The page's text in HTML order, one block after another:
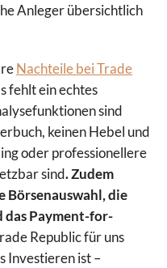
Anleger übersichtlich
Nachteile bei Trade
fehlt ein echtes
sind
keinen Hebel und
oder professionellere
sind. Zudem
Börsenauswahl, die
Payment-for-
Republic für uns
Investieren ist –